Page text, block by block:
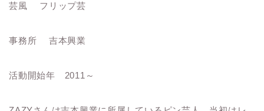
芸風 フリップ芸
事務所 吉本興業
活動開始年 2011～